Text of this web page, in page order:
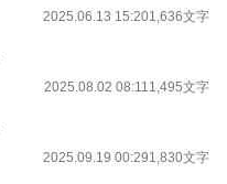
2025.06.13 15:201,636文字
2025.08.02 08:11 1,495文字
2025.09.19 00:291,830文字